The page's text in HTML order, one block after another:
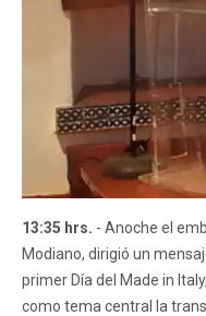
13:35 hrs. - Anoche el
Modiano, dirigió un
primer Día del Made in
como tema central la